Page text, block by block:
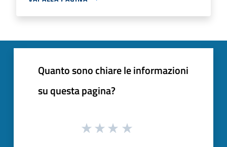
Quanto sono chiare le informazioni
su questa pagina?